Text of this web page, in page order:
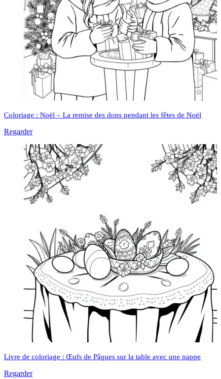
Coloriage : Noël – La remise des dons pendant les fêtes de Noël
Regarder
Livre de coloriage : Œufs de Pâques sur la table avec une nappe
Regarder